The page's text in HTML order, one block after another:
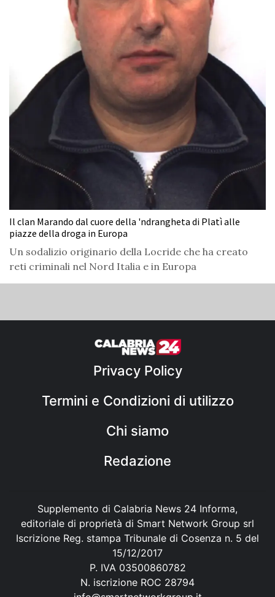
Il clan Marando dal cuore della 'ndrangheta di Platì alle
piazze della droga in Europa
Un sodalizio originario della Locride che ha creato
reti criminali nel Nord Italia e in Europa
Privacy Policy
Termini e Condizioni di utilizzo
Chi siamo
Redazione
Supplemento di Calabria News 24 Informa,
editoriale di proprietà di Smart Network Group srl
Iscrizione Reg. stampa Tribunale di Cosenza n. 5 del
15/12/2017
P. IVA 03500860782
N. iscrizione ROC 28794